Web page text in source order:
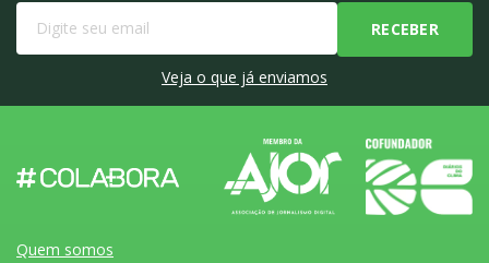
Veja o que já enviamos
Quem somos